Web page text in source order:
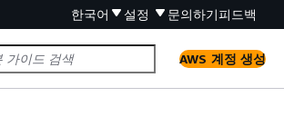
한국어 설정 문의하기피드백
AWS 계정 생성